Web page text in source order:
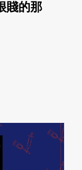
賤的那